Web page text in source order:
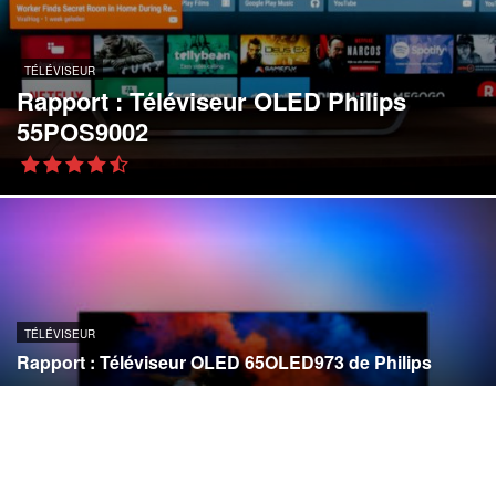
TÉLÉVISEUR
Rapport : Téléviseur OLED Philips
55POS9002
TÉLÉVISEUR
Rapport : Téléviseur OLED 65OLED973 de Philips